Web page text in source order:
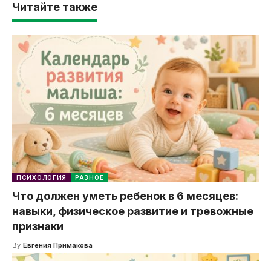
Читайте также
ПСИХОЛОГИЯ РАЗНОЕ
Что должен уметь ребенок в 6 месяцев:
навыки, физическое развитие и тревожные
признаки
By Евгения Примакова